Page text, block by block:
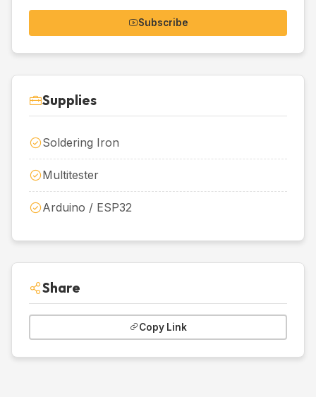
Subscribe
Supplies
Soldering Iron
Multitester
Arduino / ESP32
Share
Copy Link